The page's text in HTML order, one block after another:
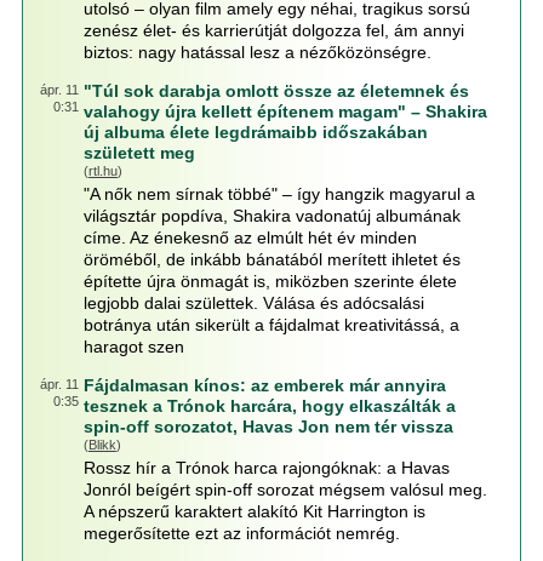
utolsó – olyan film amely egy néhai, tragikus sorsú
zenész élet- és karrierútját dolgozza fel, ám annyi
biztos: nagy hatással lesz a nézőközönségre.
ápr. 11
0:31
"Túl sok darabja omlott össze az életemnek és
valahogy újra kellett építenem magam" – Shakira
új albuma élete legdrámaibb időszakában
született meg
(rtl.hu)
"A nők nem sírnak többé" – így hangzik magyarul a
világsztár popdíva, Shakira vadonatúj albumának
címe. Az énekesnő az elmúlt hét év minden
öröméből, de inkább bánatából merített ihletet és
építette újra önmagát is, miközben szerinte élete
legjobb dalai születtek. Válása és adócsalási
botránya után sikerült a fájdalmat kreativitássá, a
haragot szen
ápr. 11
0:35
Fájdalmasan kínos: az emberek már annyira
tesznek a Trónok harcára, hogy elkaszálták a
spin-off sorozatot, Havas Jon nem tér vissza
(Blikk)
Rossz hír a Trónok harca rajongóknak: a Havas
Jonról beígért spin-off sorozat mégsem valósul meg.
A népszerű karaktert alakító Kit Harrington is
megerősítette ezt az információt nemrég.